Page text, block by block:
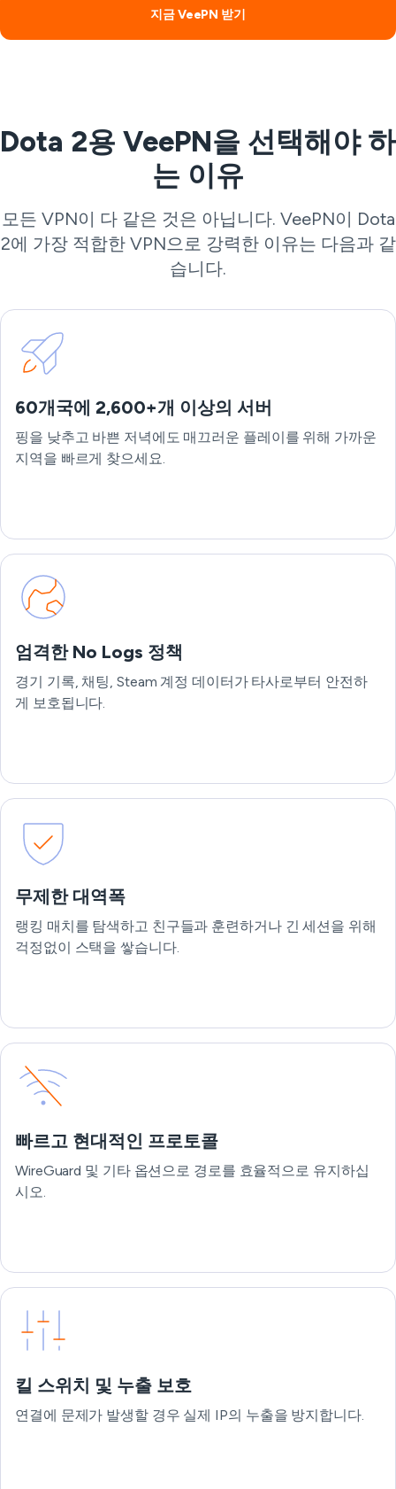
지금 VeePN 받기
Dota 2용 VeePN을 선택해야 하
는 이유
모든 VPN이 다 같은 것은 아닙니다. VeePN이 Dota
2에 가장 적합한 VPN으로 강력한 이유는 다음과 같
습니다.
60개국에 2,600+개 이상의 서버
핑을 낮추고 바쁜 저녁에도 매끄러운 플레이를 위해 가까운
지역을 빠르게 찾으세요.
엄격한 No Logs 정책
경기 기록, 채팅, Steam 계정 데이터가 타사로부터 안전하
게 보호됩니다.
무제한 대역폭
랭킹 매치를 탐색하고 친구들과 훈련하거나 긴 세션을 위해
걱정없이 스택을 쌓습니다.
빠르고 현대적인 프로토콜
WireGuard 및 기타 옵션으로 경로를 효율적으로 유지하십
시오.
킬 스위치 및 누출 보호
연결에 문제가 발생할 경우 실제 IP의 누출을 방지합니다.